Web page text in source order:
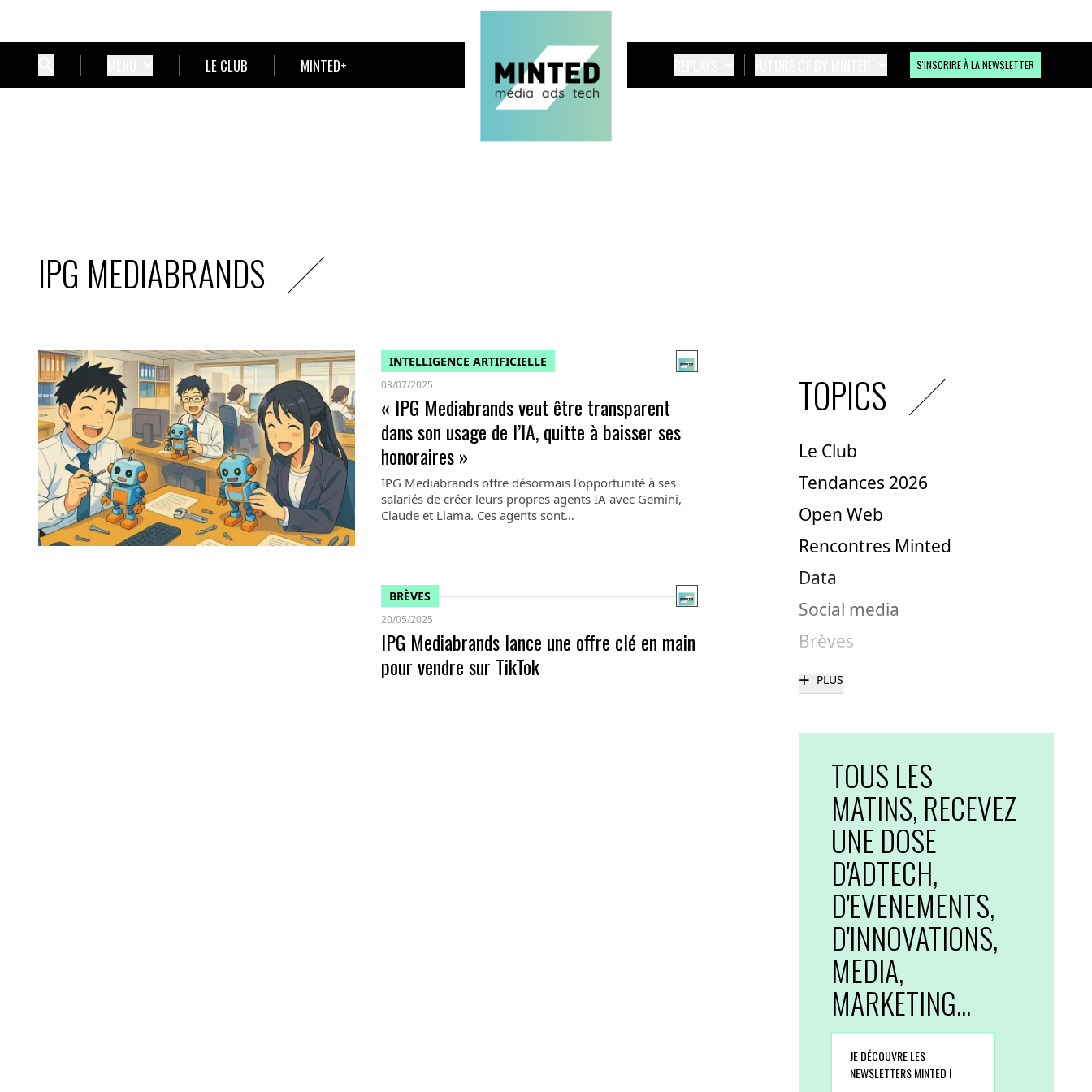
LE CLUB MINTED+ S'INSCRIRE À LA NEWSLETTER
IPG MEDIABRANDS
INTELLIGENCE ARTIFICIELLE
03/07/2025
« IPG Mediabrands veut être transparent
dans son usage de l’IA, quitte à baisser ses
honoraires »
IPG Mediabrands offre désormais l'opportunité à ses
salariés de créer leurs propres agents IA avec Gemini,
Claude et Llama. Ces agents sont…
BRÈVES
20/05/2025
IPG Mediabrands lance une offre clé en main
pour vendre sur TikTok
TOPICS
Le Club
Tendances 2026
Open Web
Rencontres Minted
Data
Social media
Brèves
+ PLUS
TOUS LES
MATINS, RECEVEZ
UNE DOSE
D'ADTECH,
D'EVENEMENTS,
D'INNOVATIONS,
MEDIA,
MARKETING...
JE DÉCOUVRE LES
NEWSLETTERS MINTED !